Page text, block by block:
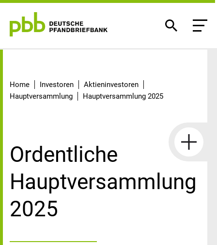
Home Investoren
Aktieninvestoren
Hauptversammlung
Hauptversammlung 2025
Ordentliche
Hauptversammlung
2025